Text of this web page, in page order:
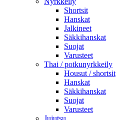
Shortsit
Hanskat
Jalkineet
Säkkihanskat
Suojat
Varusteet
Thai / potkunyrkkeily
Housut / shortsit
Hanskat
Säkkihanskat
Suojat
Varusteet
Jujutsu